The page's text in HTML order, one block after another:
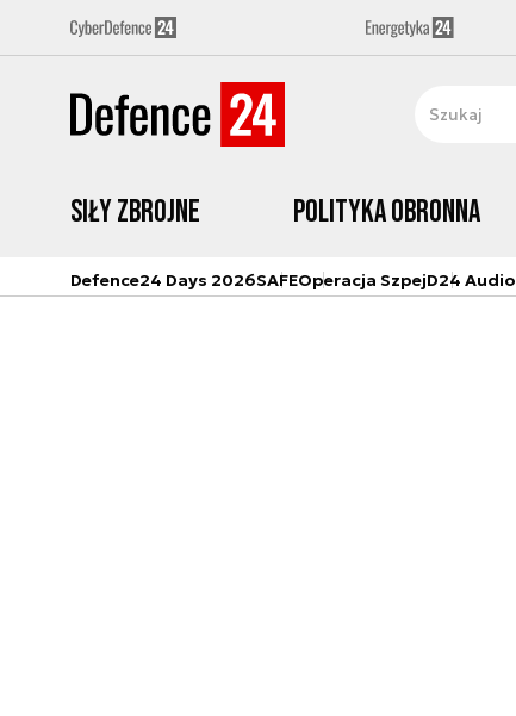
Siły zbrojne Polityka obronna
Defence24 Days 2026SAFEOperacja SzpejD24 Audio